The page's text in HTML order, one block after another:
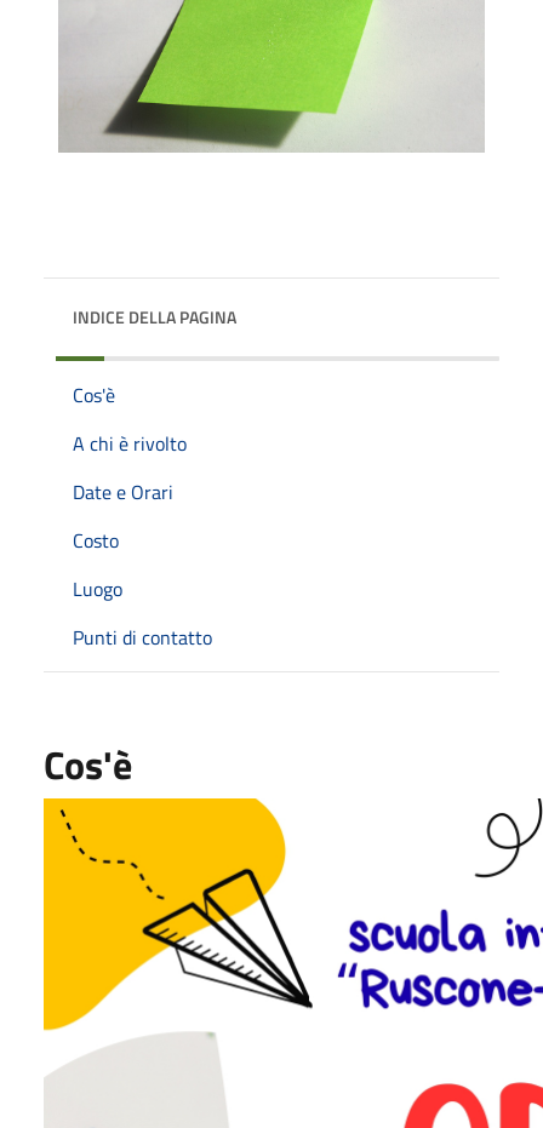
INDICE DELLA PAGINA
Cos'è
A chi è rivolto
Date e Orari
Costo
Luogo
Punti di contatto
Cos'è